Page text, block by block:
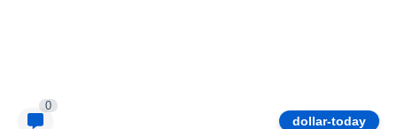
dollar-today
0